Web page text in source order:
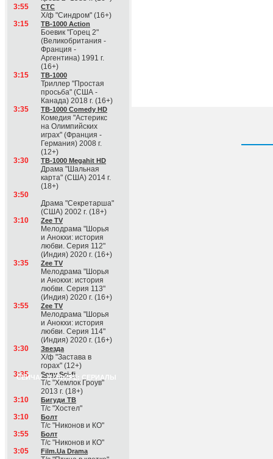
3:55
СТС
Х/ф "Синдром" (16+)
3:15
ТВ-1000 Action
Боевик "Горец 2"
(Великобритания -
Франция -
Аргентина) 1991 г.
(16+)
3:15
ТВ-1000
Триллер "Простая
просьба" (США -
Канада) 2018 г. (16+)
3:35
ТВ-1000 Comedy HD
Комедия "Астерикс
на Олимпийских
играх" (Франция -
Германия) 2008 г.
(12+)
3:30
ТВ-1000 Megahit HD
Драма "Шальная
карта" (США) 2014 г.
(18+)
3:50
Драма "Секретарша"
(США) 2002 г. (18+)
3:10
Zee TV
Мелодрама "Шорья
и Анокхи: история
любви. Серия 112"
(Индия) 2020 г. (16+)
3:35
Zee TV
Мелодрама "Шорья
и Анокхи: история
любви. Серия 113"
(Индия) 2020 г. (16+)
3:55
Zee TV
Мелодрама "Шорья
и Анокхи: история
любви. Серия 114"
(Индия) 2020 г. (16+)
3:30
Звезда
Х/ф "Застава в
горах" (12+)
СЕЙЧАС В ЭФИРЕ: СЕРИАЛЫ
3:35 Sony Sci-fi
Т/с "Хемлок Гроув"
2013 г. (18+)
3:10
Бигуди ТВ
Т/с "Хостел"
3:10
Болт
Т/с "Никонов и КО"
3:55
Болт
Т/с "Никонов и КО"
3:05
Film.Ua Drama